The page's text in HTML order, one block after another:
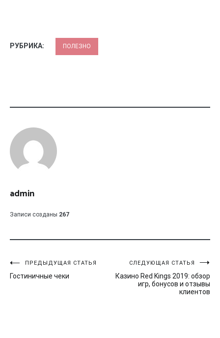
РУБРИКА: ПОЛЕЗНО
admin
Записи созданы 267
Навигация
по
ПРЕДЫДУЩАЯ СТАТЬЯ
Гостиничные чеки
СЛЕДУЮЩАЯ СТАТЬЯ
Казино Red Kings 2019: обзор
игр, бонусов и отзывы
клиентов